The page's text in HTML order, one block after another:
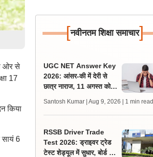
ओर से
17
किया
सायं 6
[नवीनतम शिक्षा समाचार]
UGC NET Answer Key
2026: आंसर-की में देरी से
छात्र नाराज, 11 अगस्त को
Santosh Kumar | Aug 9, 2026 | 1 min read
RSSB Driver Trade
Test 2026: ड्राइवर ट्रेड
टेस्ट शेड्यूल में सुधार, बोर्ड ने